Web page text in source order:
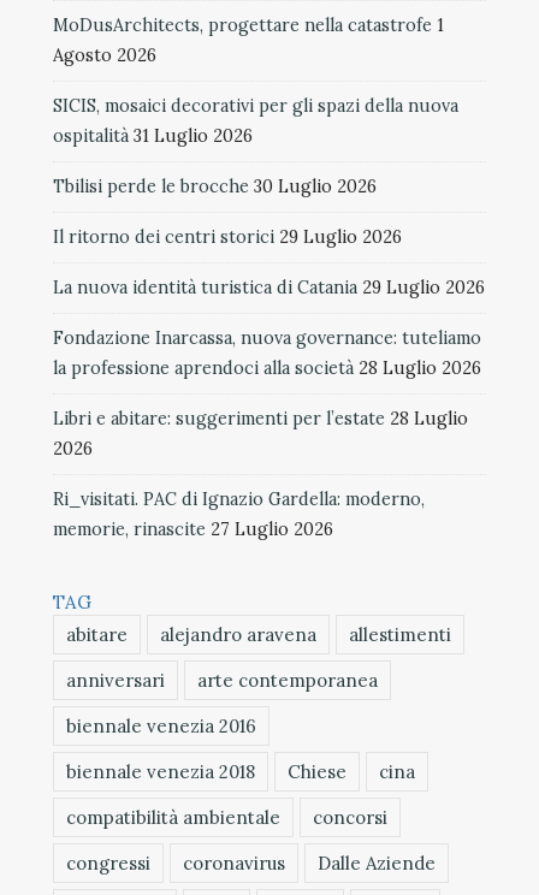
MoDusArchitects, progettare nella catastrofe 1
Agosto 2026
SICIS, mosaici decorativi per gli spazi della nuova
ospitalità 31 Luglio 2026
Tbilisi perde le brocche 30 Luglio 2026
Il ritorno dei centri storici 29 Luglio 2026
La nuova identità turistica di Catania 29 Luglio 2026
Fondazione Inarcassa, nuova governance: tuteliamo
la professione aprendoci alla società 28 Luglio 2026
Libri e abitare: suggerimenti per l’estate 28 Luglio
2026
Ri_visitati. PAC di Ignazio Gardella: moderno,
memorie, rinascite 27 Luglio 2026
TAG
abitare
alejandro aravena
allestimenti
anniversari
arte contemporanea
biennale venezia 2016
biennale venezia 2018
Chiese
cina
compatibilità ambientale
concorsi
congressi
coronavirus
Dalle Aziende